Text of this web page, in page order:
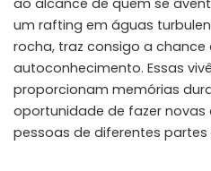
um rafting em águas
rocha, traz consigo a
autoconhecimento. Essas
proporcionam memórias
oportunidade de fazer
pessoas de diferentes